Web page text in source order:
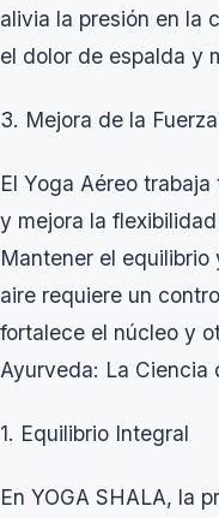
alivia la presión en la
el dolor de espalda y
3. Mejora de la
El Yoga Aéreo
y mejora la
Mantener el equilibrio
aire requiere un
fortalece el núcleo y
Ayurveda: La Ciencia
1. Equilibrio Integral
En YOGA SHALA, la